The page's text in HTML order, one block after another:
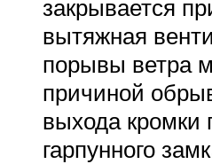
закрывается
вытяжная
порывы ветра
причиной
выхода кромки
гарпунного